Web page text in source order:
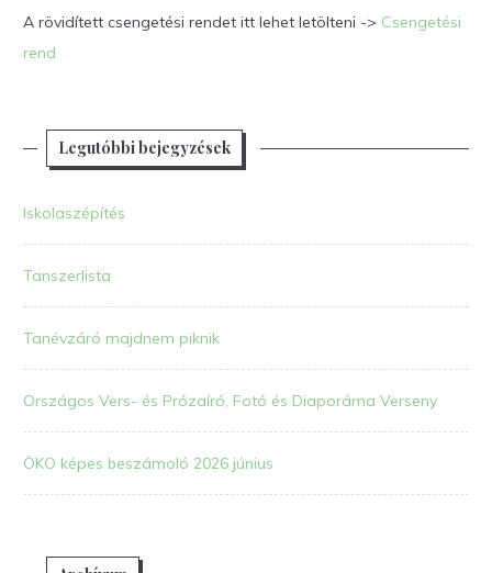
A rövidített csengetési rendet itt lehet letölteni -> Csengetési
rend
Legutóbbi bejegyzések
Iskolaszépítés
Tanszerlista
Tanévzáró majdnem piknik
Országos Vers- és Prózaíró, Fotó és Diaporáma Verseny
ÖKO képes beszámoló 2026 június